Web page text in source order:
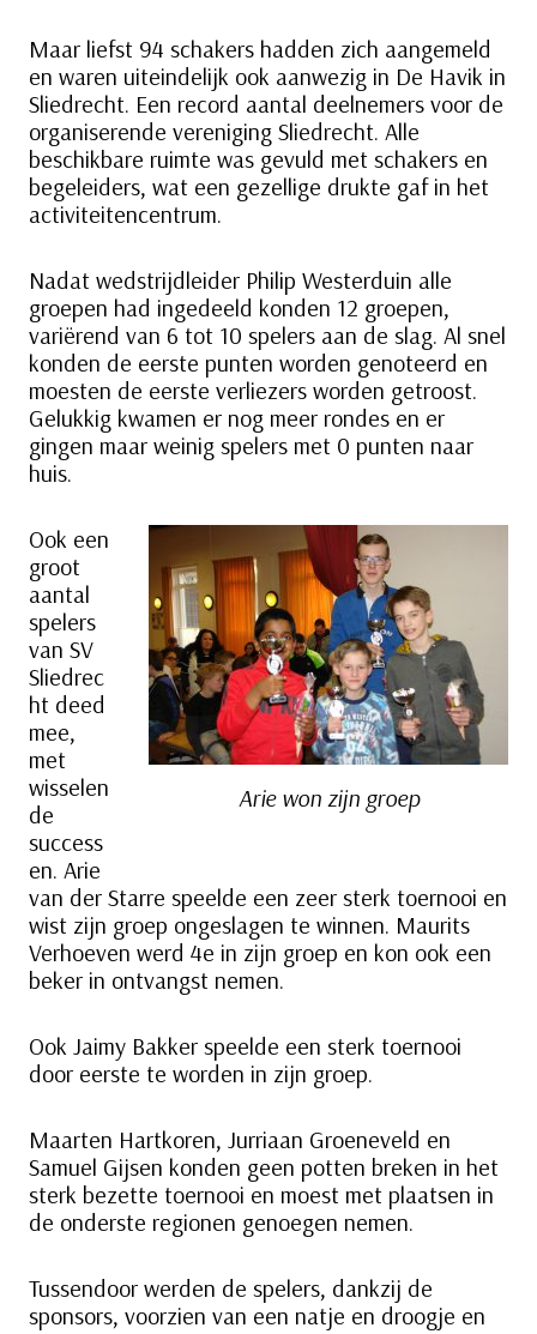
Maar liefst 94 schakers hadden zich aangemeld
en waren uiteindelijk ook aanwezig in De Havik in
Sliedrecht. Een record aantal deelnemers voor de
organiserende vereniging Sliedrecht. Alle
beschikbare ruimte was gevuld met schakers en
begeleiders, wat een gezellige drukte gaf in het
activiteitencentrum.
Nadat wedstrijdleider Philip Westerduin alle
groepen had ingedeeld konden 12 groepen,
variërend van 6 tot 10 spelers aan de slag. Al snel
konden de eerste punten worden genoteerd en
moesten de eerste verliezers worden getroost.
Gelukkig kwamen er nog meer rondes en er
gingen maar weinig spelers met 0 punten naar
huis.
Arie won zijn groep
Ook een
groot
aantal
spelers
van SV
Sliedrec
ht deed
mee,
met
wisselen
de
success
en. Arie
van der Starre speelde een zeer sterk toernooi en
wist zijn groep ongeslagen te winnen. Maurits
Verhoeven werd 4e in zijn groep en kon ook een
beker in ontvangst nemen.
Ook Jaimy Bakker speelde een sterk toernooi
door eerste te worden in zijn groep.
Maarten Hartkoren, Jurriaan Groeneveld en
Samuel Gijsen konden geen potten breken in het
sterk bezette toernooi en moest met plaatsen in
de onderste regionen genoegen nemen.
Tussendoor werden de spelers, dankzij de
sponsors, voorzien van een natje en droogje en